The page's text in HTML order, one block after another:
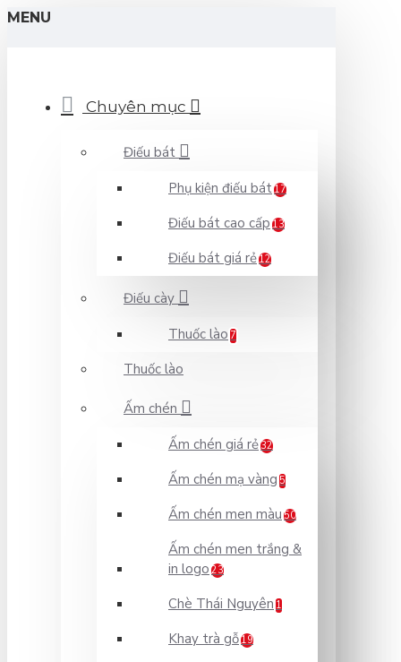
MENU
Chuyên mục
Điếu bát
Phụ kiện điếu bát17
Điếu bát cao cấp 13
Điếu bát giá rẻ12
Điếu cày
Thuốc lào 7
Thuốc lào
Ấm chén
Ấm chén giá rẻ32
Ấm chén mạ vàng 5
Ấm chén men màu 50
Ấm chén men trắng &
in logo 23
Chè Thái Nguyên 1
Khay trà gỗ19